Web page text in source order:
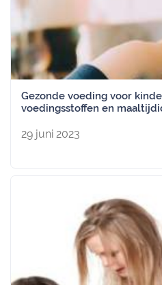
Gezonde voeding voor
voedingsstoffen en
29 juni 2023